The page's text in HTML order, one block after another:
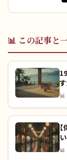
📊 この記事と
📊
📊